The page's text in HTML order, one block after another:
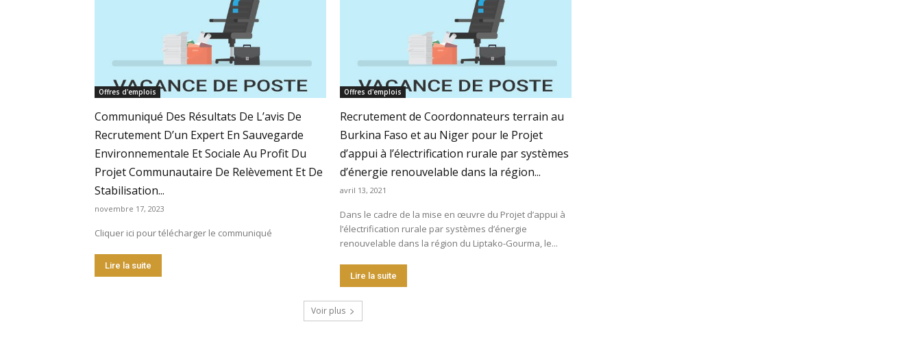
Offres d'emplois
Communiqué Des Résultats De L’avis De
Recrutement D’un Expert En Sauvegarde
Environnementale Et Sociale Au Profit Du
Projet Communautaire De Relèvement Et De
Stabilisation...
novembre 17, 2023
Cliquer ici pour télécharger le communiqué
Lire la suite
Offres d'emplois
Recrutement de Coordonnateurs terrain au
Burkina Faso et au Niger pour le Projet
d’appui à l’électrification rurale par systèmes
d’énergie renouvelable dans la région...
avril 13, 2021
Dans le cadre de la mise en œuvre du Projet d’appui à
l’électrification rurale par systèmes d’énergie
renouvelable dans la région du Liptako-Gourma, le...
Lire la suite
Voir plus